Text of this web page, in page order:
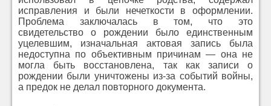
исправления и были нечеткости в оформлении.
Проблема заключалась в том, что это
свидетельство о рождении было единственным
уцелевшим, изначальная актовая запись была
недоступна по объективным причинам — она не
могла быть восстановлена, так как записи о
рождении были уничтожены из-за событий войны,
а предок не делал повторного документа.